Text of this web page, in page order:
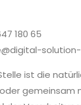
180 65
ist die
gemeinsam